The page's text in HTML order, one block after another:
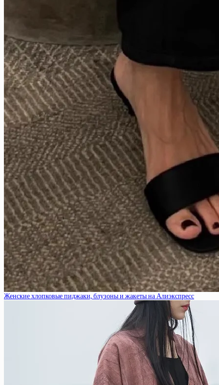
Женские хлопковые пиджаки, блузоны и жакеты на Алиэкспресс